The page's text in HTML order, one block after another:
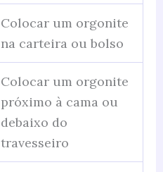
Colocar um orgonite
na carteira ou bolso
Colocar um orgonite
próximo à cama ou
debaixo do
travesseiro